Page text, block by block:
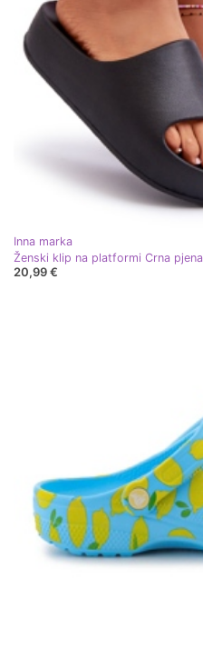
Inna marka
Ženski klip na platformi Crna pjena
20,99 €